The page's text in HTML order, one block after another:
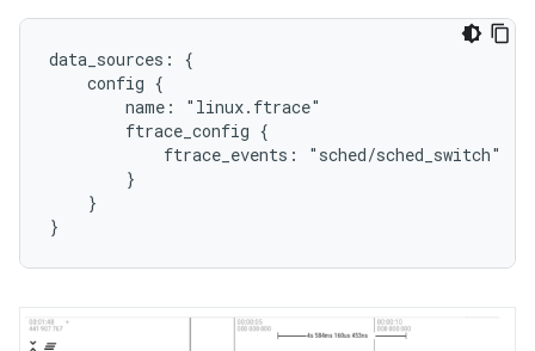
data_sources: {
    config {
        name: "linux.ftrace"
        ftrace_config {
            ftrace_events: "sched/sched_switch"
        }
    }